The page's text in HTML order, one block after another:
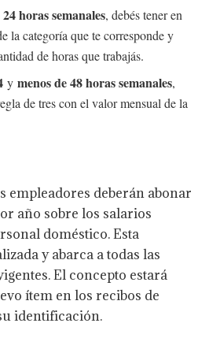
horas semanales, debés tener en
la categoría que te corresponde y
de horas que trabajás.
ymenos de 48 horas semanales,
de tres con el valor mensual de la
empleadores deberán abonar
año sobre los salarios
doméstico. Esta
y abarca a todas las
El concepto estará
ítem en los recibos de
identificación.